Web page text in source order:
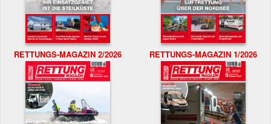
RETTUNGS-MAGAZIN 2/2026 RETTUNGS-MAGAZIN 1/2026